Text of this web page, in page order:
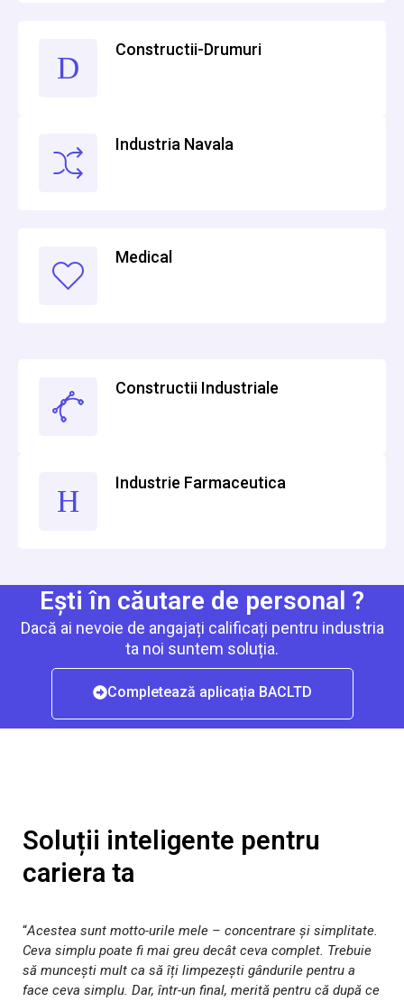
Constructii-Drumuri
Industria Navala
Medical
Constructii Industriale
Industrie Farmaceutica
Ești în căutare de personal ?
Dacă ai nevoie de angajați calificați pentru industria
ta noi suntem soluția.
Completează aplicația BACLTD
Soluții inteligente pentru
cariera ta
“Acestea sunt motto-urile mele – concentrare și simplitate.
Ceva simplu poate fi mai greu decât ceva complet. Trebuie
să muncești mult ca să îți limpezești gândurile pentru a
face ceva simplu. Dar, într-un final, merită pentru că după ce